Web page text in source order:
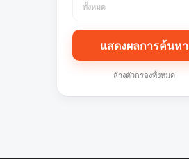
แสดงผลการค้นหา
ล้างตัวกรองทั้งหมด